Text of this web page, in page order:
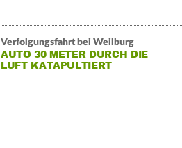
Verfolgungsfahrt bei Weilburg
AUTO 30 METER DURCH DIE
LUFT KATAPULTIERT